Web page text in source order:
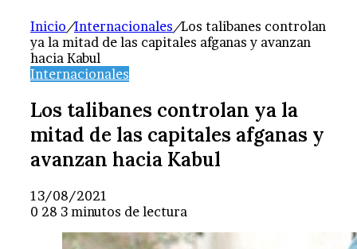
Inicio/Internacionales/Los talibanes controlan
ya la mitad de las capitales afganas y avanzan
hacia Kabul
Internacionales
Los talibanes controlan ya la
mitad de las capitales afganas y
avanzan hacia Kabul
13/08/2021
0 28 3 minutos de lectura